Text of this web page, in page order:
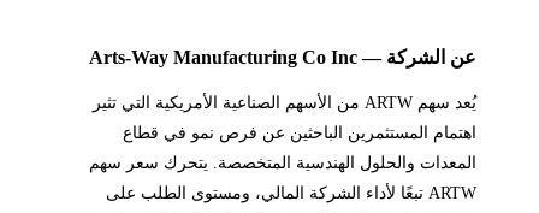
عن الشركة — Arts-Way Manufacturing Co Inc
يُعد سهم ARTW من الأسهم الصناعية الأمريكية التي تثير
اهتمام المستثمرين الباحثين عن فرص نمو في قطاع
المعدات والحلول الهندسية المتخصصة. يتحرك سعر سهم
ARTW تبعًا لأداء الشركة المالي، ومستوى الطلب على